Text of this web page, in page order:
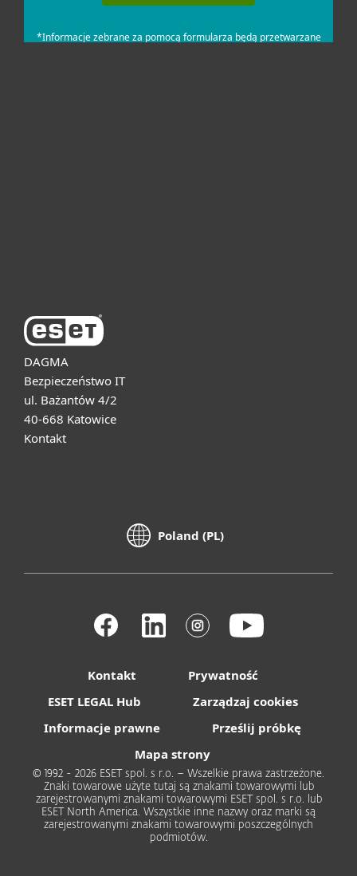
DAGMA
Bezpieczeństwo IT
ul. Bażantów 4/2
40-668 Katowice
Kontakt
Poland (PL)
Kontakt
Prywatność
ESET LEGAL Hub
Zarządzaj cookies
Informacje prawne
Prześlij próbkę
Mapa strony
© 1992 - 2026 ESET spol. s r.o. – Wszelkie prawa zastrzeżone.
Znaki towarowe użyte tutaj są znakami towarowymi lub
zarejestrowanymi znakami towarowymi ESET spol. s r.o. lub
ESET North America. Wszystkie inne nazwy oraz marki są
zarejestrowanymi znakami towarowymi poszczególnych
podmiotów.